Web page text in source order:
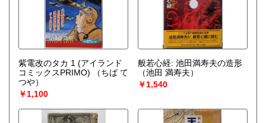
紫電改のタカ 1 (アイランド
コミックスPRIMO)
（ちば て
つや）
￥1,100
般若心経: 池田満寿夫の造形
（池田 満寿夫）
￥1,540